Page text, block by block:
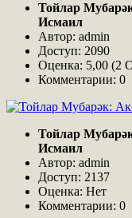
Тойлар
Исмаил
Автор: admin
Доступ: 2090
Оценка: 5,00 (2
Комментарии: 0
Тойлар
Исмаил
Автор: admin
Доступ: 2137
Оценка: Нет
Комментарии: 0